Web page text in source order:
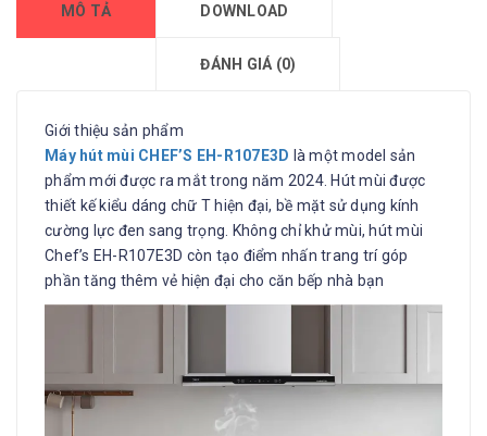
MÔ TẢ DOWNLOAD
ĐÁNH GIÁ (0)
Giới thiệu sản phẩm
Máy hút mùi CHEF’S EH-R107E3D là một model sản
phẩm mới được ra mắt trong năm 2024. Hút mùi được
thiết kế kiểu dáng chữ T hiện đại, bề mặt sử dụng kính
cường lực đen sang trọng. Không chỉ khử mùi, hút mùi
Chef’s EH-R107E3D còn tạo điểm nhấn trang trí góp
phần tăng thêm vẻ hiện đại cho căn bếp nhà bạn